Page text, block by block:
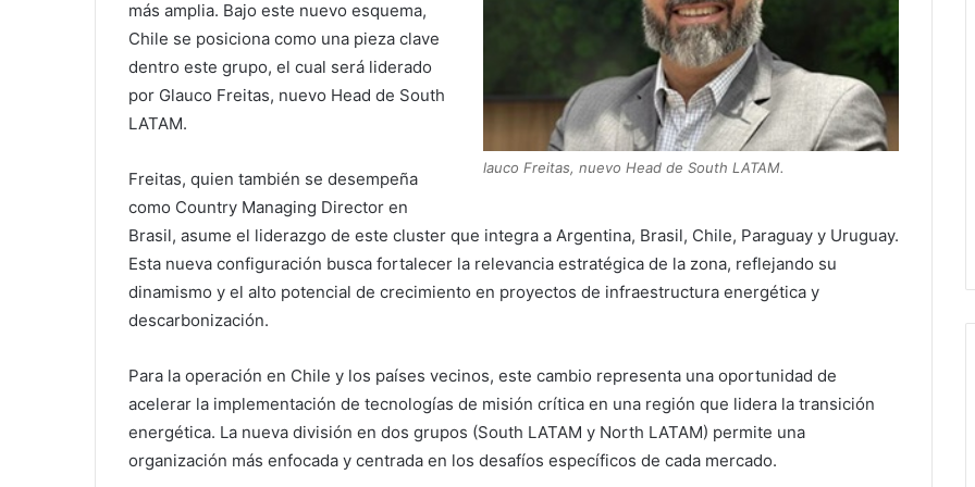
lauco Freitas, nuevo Head de South LATAM.
más amplia. Bajo este nuevo esquema,
Chile se posiciona como una pieza clave
dentro este grupo, el cual será liderado
por Glauco Freitas, nuevo Head de South
LATAM.
Freitas, quien también se desempeña
como Country Managing Director en
Brasil, asume el liderazgo de este cluster que integra a Argentina, Brasil, Chile, Paraguay y Uruguay.
Esta nueva configuración busca fortalecer la relevancia estratégica de la zona, reflejando su
dinamismo y el alto potencial de crecimiento en proyectos de infraestructura energética y
descarbonización.
Para la operación en Chile y los países vecinos, este cambio representa una oportunidad de
acelerar la implementación de tecnologías de misión crítica en una región que lidera la transición
energética. La nueva división en dos grupos (South LATAM y North LATAM) permite una
organización más enfocada y centrada en los desafíos específicos de cada mercado.